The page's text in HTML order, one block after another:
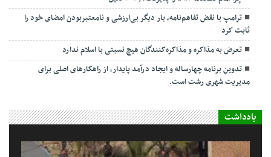
ترامپ با نقض تفاهم‌نامه، بار دیگر بی‌ارزشی و نامعتبربودن امضای خود را
ثابت کرد
تعرض به مذاکره و مذاکره‌کنندگان هیچ نسبتی با اسلام ندارد
تدوین برنامه چهارساله و ایجاد درآمد پایدار، از راهکارهای اصلی برای
مدیریت شهری رشت است.
یادداشت